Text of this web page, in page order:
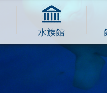
水族館